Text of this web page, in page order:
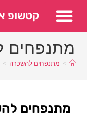
לתוכן
קטשופ
מתנפחים
> מתנפחים להשכרה >
מתנפחים